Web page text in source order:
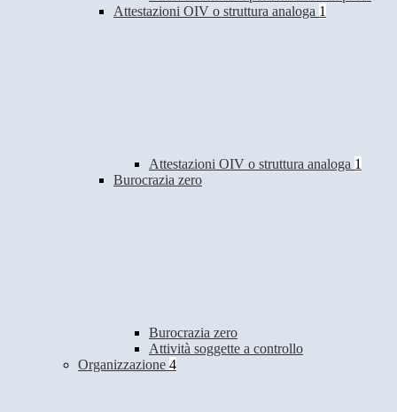
Attestazioni OIV o struttura analoga 1
Attestazioni OIV o struttura analoga 1
Burocrazia zero
Burocrazia zero
Attività soggette a controllo
Organizzazione 4